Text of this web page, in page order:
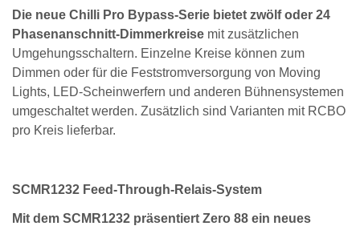
Die neue Chilli Pro Bypass-Serie bietet zwölf oder 24
Phasenanschnitt-Dimmerkreise mit zusätzlichen
Umgehungsschaltern. Einzelne Kreise können zum
Dimmen oder für die Feststromversorgung von Moving
Lights, LED-Scheinwerfern und anderen Bühnensystemen
umgeschaltet werden. Zusätzlich sind Varianten mit RCBO
pro Kreis lieferbar.
SCMR1232 Feed-Through-Relais-System
Mit dem SCMR1232 präsentiert Zero 88 ein neues